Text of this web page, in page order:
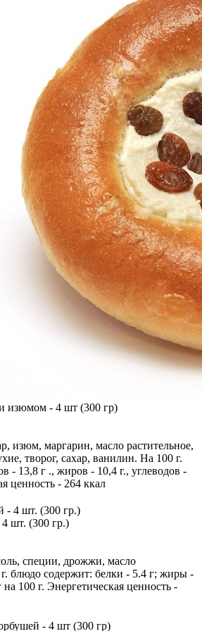
изюмом - 4 шт (300 гр)
изюм, маргарин, масло растительное,
творог, сахар, ванилин. На 100 г.
- 13,8 г ., жиров - 10,4 г., углеводов -
ценность - 264 ккал
шт. (300 гр.)
специи, дрожжи, масло
блюдо содержит: белки - 5.4 г; жиры -
100 г. Энергетическая ценность -